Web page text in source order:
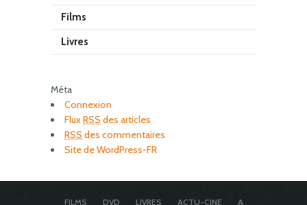
Films
Livres
Méta
Connexion
FluxRSS des articles
RSS des commentaires
Site de WordPress-FR
FILMS DVD LIVRES ACTU-CINE A